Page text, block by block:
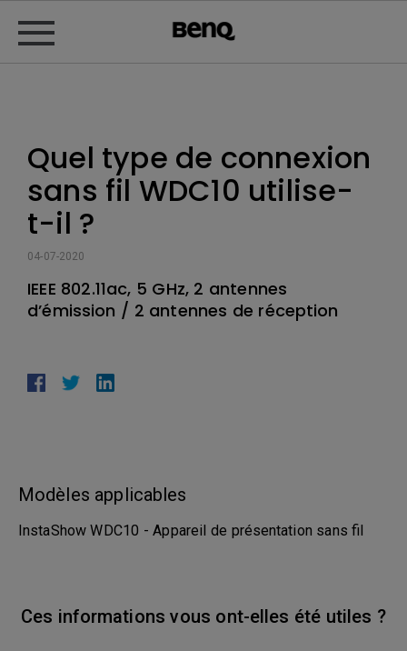
Quel type de connexion
sans fil WDC10 utilise-
t-il ?
04-07-2020
IEEE 802.11ac, 5 GHz, 2 antennes
d’émission / 2 antennes de réception
Modèles applicables
InstaShow WDC10 - Appareil de présentation sans fil
Ces informations vous ont-elles été utiles ?